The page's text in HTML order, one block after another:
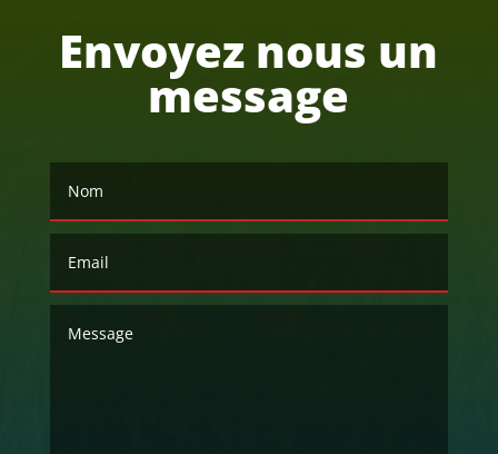
Envoyez nous un
message